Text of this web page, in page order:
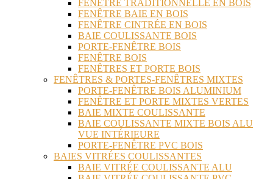
FENÊTRE TRADITIONNELLE EN BOIS
FENÊTRE BAIE EN BOIS
FENÊTRE CINTRÉE EN BOIS
BAIE COULISSANTE BOIS
PORTE-FENÊTRE BOIS
FENÊTRE BOIS
FENÊTRES ET PORTE BOIS
FENÊTRES & PORTES-FENÊTRES MIXTES
PORTE-FENÊTRE BOIS ALUMINIUM
FENÊTRE ET PORTE MIXTES VERTES
BAIE MIXTE COULISSANTE
BAIE COULISSANTE MIXTE BOIS ALU
VUE INTÉRIEURE
PORTE-FENÊTRE PVC BOIS
BAIES VITRÉES COULISSANTES
BAIE VITRÉE COULISSANTE ALU